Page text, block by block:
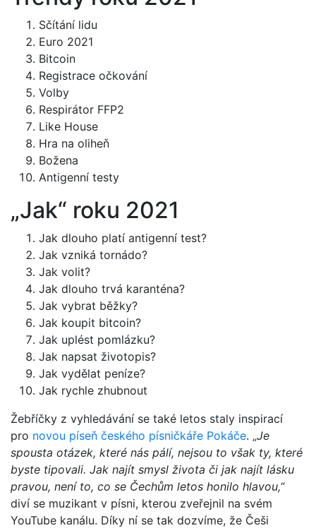
Sčítání lidu
Euro 2021
Bitcoin
Registrace očkování
Volby
Respirátor FFP2
Like House
Hra na oliheň
Božena
Antigenní testy
„Jak“ roku 2021
Jak dlouho platí antigenní test?
Jak vzniká tornádo?
Jak volit?
Jak dlouho trvá karanténa?
Jak vybrat běžky?
Jak koupit bitcoin?
Jak uplést pomlázku?
Jak napsat životopis?
Jak vydělat peníze?
Jak rychle zhubnout
Žebříčky z vyhledávání se také letos staly inspirací
pro novou píseň českého písničkáře Pokáče. „Je
spousta otázek, které nás pálí, nejsou to však ty, které
byste tipovali. Jak najít smysl života či jak najít lásku
pravou, není to, co se Čechům letos honilo hlavou,“
diví se muzikant v písni, kterou zveřejnil na svém
YouTube kanálu. Díky ní se tak dozvíme, že Češi